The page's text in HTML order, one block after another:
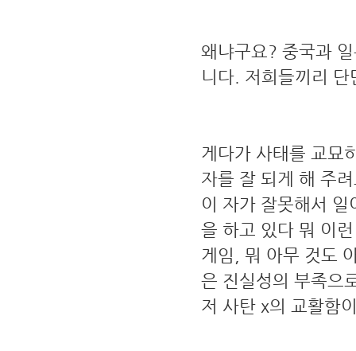
왜냐구요? 중국과
니다. 저희들끼리
게다가 사태를 교묘
자를 잘 되게 해 주
이 자가 잘못해서
을 하고 있다 뭐 이
게임, 뭐 아무 것도
은 진실성의 부족으
저 사탄 x의 교활함